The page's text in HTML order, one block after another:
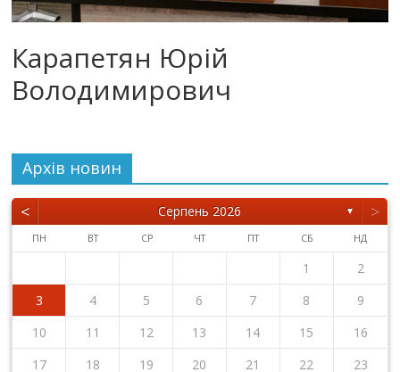
Карапетян Юрій
Володимирович
Архiв новин
< Серпень 2026 ▼ >
ПН ВТ СР ЧТ ПТ СБ НД
1
2
3
4 5 6 7 8
9
10
11 12 13 14 15
16
17
18 19 20 21 22
23